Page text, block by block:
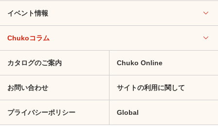
イベント情報
Chukoコラム
カタログのご案内 Chuko Online
お問い合わせ サイトの利用に関して
プライバシーポリシー Global